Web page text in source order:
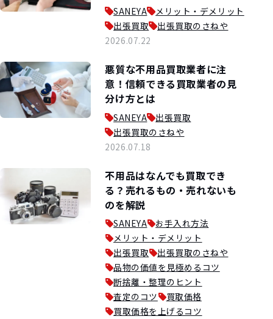
SANEYA
メリット・デメリット
出張買取
出張買取のさねや
2026.07.22
悪質な不用品買取業者に注
意！信頼できる買取業者の見
分け方とは
SANEYA
出張買取
出張買取のさねや
2026.07.18
不用品はなんでも買取でき
る？売れるもの・売れないも
のを解説
SANEYA
お手入れ方法
メリット・デメリット
出張買取
出張買取のさねや
品物の価値を見極めるコツ
断捨離・整理のヒント
査定のコツ
買取価格
買取価格を上げるコツ